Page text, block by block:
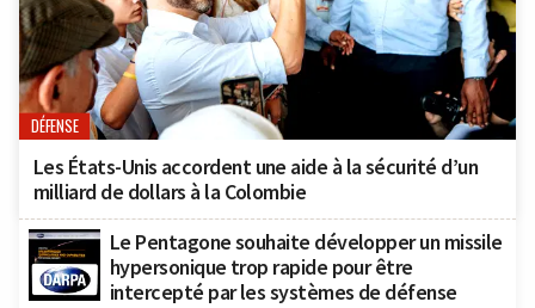
DÉFENSE
Les États-Unis accordent une aide à la sécurité d’un
milliard de dollars à la Colombie
Le Pentagone souhaite développer un missile
hypersonique trop rapide pour être
intercepté par les systèmes de défense